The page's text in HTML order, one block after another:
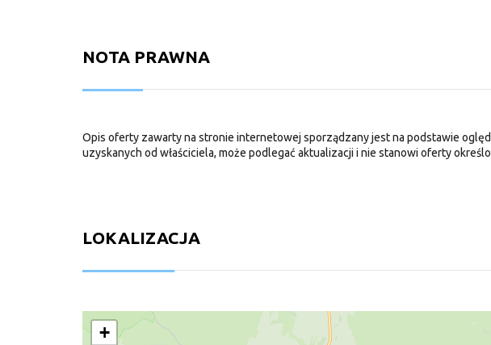
NOTA PRAWNA
Opis oferty zawarty na stronie internetowej sporządzany jest na podstawie
uzyskanych od właściciela, może podlegać aktualizacji i nie stanowi oferty
LOKALIZACJA
+